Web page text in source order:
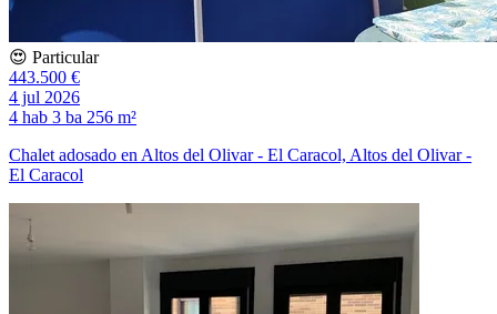
😍 Particular
443.500 €
4 jul 2026
4 hab 3 ba 256 m²
Chalet adosado en Altos del Olivar - El Caracol, Altos del Olivar -
El Caracol